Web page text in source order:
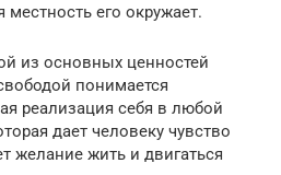
его окружает.
из основных ценностей
понимается
реализация себя в любой
дает человеку чувство
желание жить и двигаться